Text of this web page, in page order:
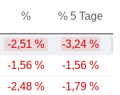
% % 5 Tage
-2,51 % -3,24 %
-1,56 % -1,56 %
-2,48 % -1,79 %